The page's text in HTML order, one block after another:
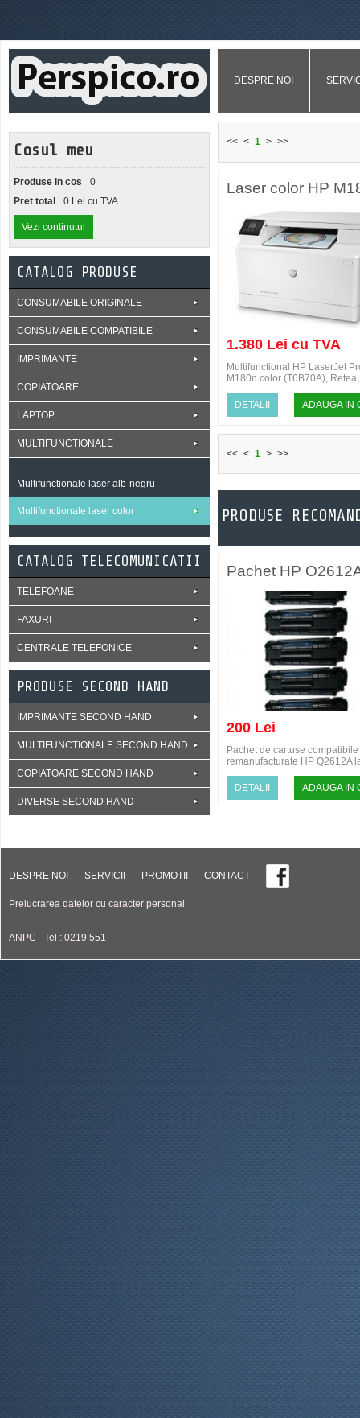
Cosul meu
Produse in cos
0
Pret total
0 Lei cu TVA
Vezi continutul
CATALOG PRODUSE
CONSUMABILE ORIGINALE
CONSUMABILE COMPATIBILE
IMPRIMANTE
COPIATOARE
LAPTOP
MULTIFUNCTIONALE
Multifunctionale laser alb-negru
Multifunctionale laser color
CATALOG TELECOMUNICATII
TELEFOANE
FAXURI
CENTRALE TELEFONICE
PRODUSE SECOND HAND
IMPRIMANTE SECOND HAND
MULTIFUNCTIONALE SECOND HAND
COPIATOARE SECOND HAND
DIVERSE SECOND HAND
DESPRE NOI
<< < 1 > >>
Laser color HP
1.380 Lei cu TVA
Multifunctional HP LaserJet
M180n color (T6B70A),
alb/neg...
DETALII ADAUGA IN
<< < 1 > >>
PRODUSE
Pachet HP
cartuse
remanufacturate
200 Lei
Pachet de cartuse compatibile
remanufacturate HP Q2612A
DETALII
ADAUGA IN
DESPRE NOI SERVICII PROMOTII CONTACT
Prelucrarea datelor cu caracter personal
ANPC - Tel : 0219 551